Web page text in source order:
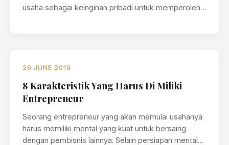
usaha sebagai keinginan pribadi untuk memperoleh
26 JUNE 2019
8 Karakteristik Yang Harus Di Miliki
Entrepreneur
Seorang entrepreneur yang akan memulai usahanya
harus memiliki mental yang kuat untuk bersaing
dengan pembisnis lainnya. Selain persiapan mental